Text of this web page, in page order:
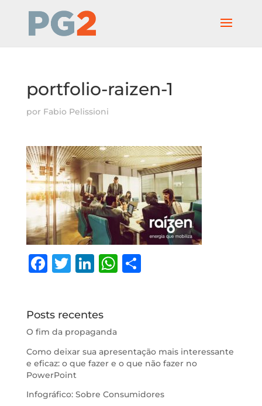
portfolio-raizen-1
por Fabio Pelissioni
F
e
b
o
o
k
T
te
r
Li
e
dI
n
W
p
S
Posts recentes
O fim da propaganda
Como deixar sua apresentação mais interessante
e eficaz: o que fazer e o que não fazer no
PowerPoint
Infográfico: Sobre Consumidores